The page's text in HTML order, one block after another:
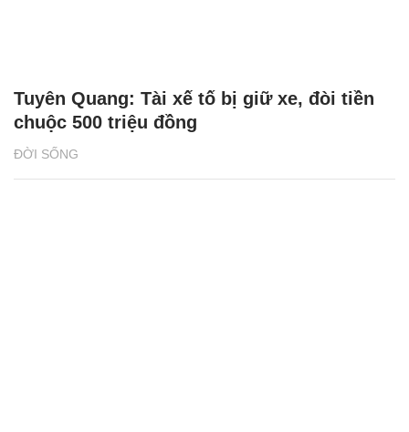
ĐỜI SỐNG
Tuyên Quang: Tài xế tố bị giữ xe, đòi tiền
chuộc 500 triệu đồng